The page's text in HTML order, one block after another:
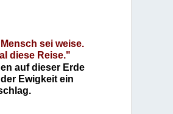
sei weise.
diese Reise."
auf dieser Erde
Ewigkeit ein